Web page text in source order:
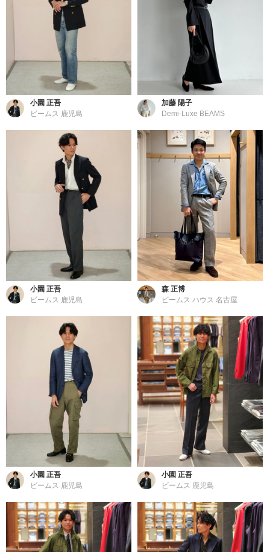
小園 正吾
ビームス 鹿児島
加藤 陽子
Demi-Luxe BEAMS
小園 正吾
ビームス 鹿児島
森 正博
ビームス ハウス 名古屋
小園 正吾
ビームス 鹿児島
小園 正吾
ビームス 鹿児島